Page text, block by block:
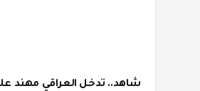
شاهد.. تدخل العراقي مهند